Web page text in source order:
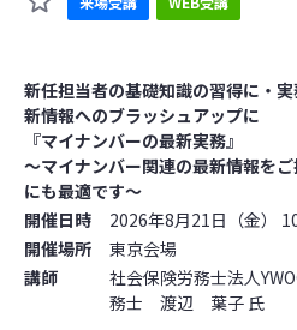
新任担当者の基礎知識の習得に・
新情報へのブラッシュアップに
『マイナンバーの最新実務』
～マイナンバー関連の最新情報を
にも最適です～
開催日時
2026年8月21日（金）
開催場所
東京会場
講師
社会保険労務士法人
務士 渡辺 葉子 氏